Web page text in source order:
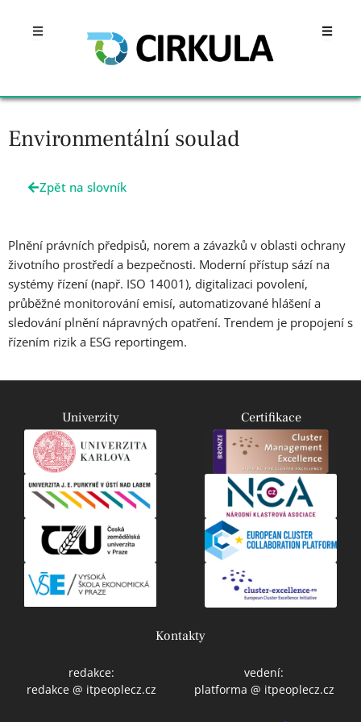
Open Open
Environmentální soulad
Zpět na slovník
Plnění právních předpisů, norem a závazků v oblasti ochrany
životního prostředí a bezpečnosti. Moderní přístup sází na
systémy řízení (např. ISO 14001), digitalizaci povolení,
průběžné monitorování emisí, automatizované hlášení a
sledování plnění nápravných opatření. Trendem je propojení s
řízením rizik a ESG reportingem.
Univerzity Certifikace
Kontakty
redakce:
redakce @ itpeoplecz.cz
vedení:
platforma @ itpeoplecz.cz